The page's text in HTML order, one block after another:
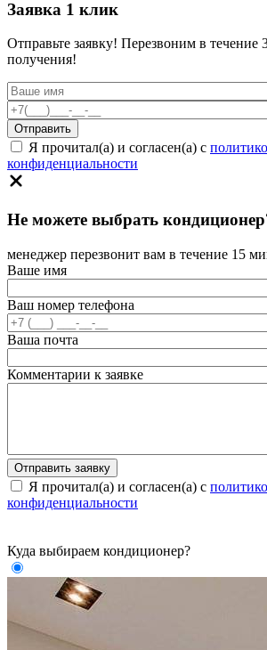
Заявка 1 клик
Отправьте заявку! Перезвоним в течение
получения!
Я прочитал(а) и согласен(а) с
конфиденциальности
Не можете выбрать
менеджер перезвонит вам в течение 15
Ваше имя
Ваш номер телефона
Ваша почта
Комментарии к заявке
Я прочитал(а) и согласен(а) с
конфиденциальности
Куда выбираем кондиционер?